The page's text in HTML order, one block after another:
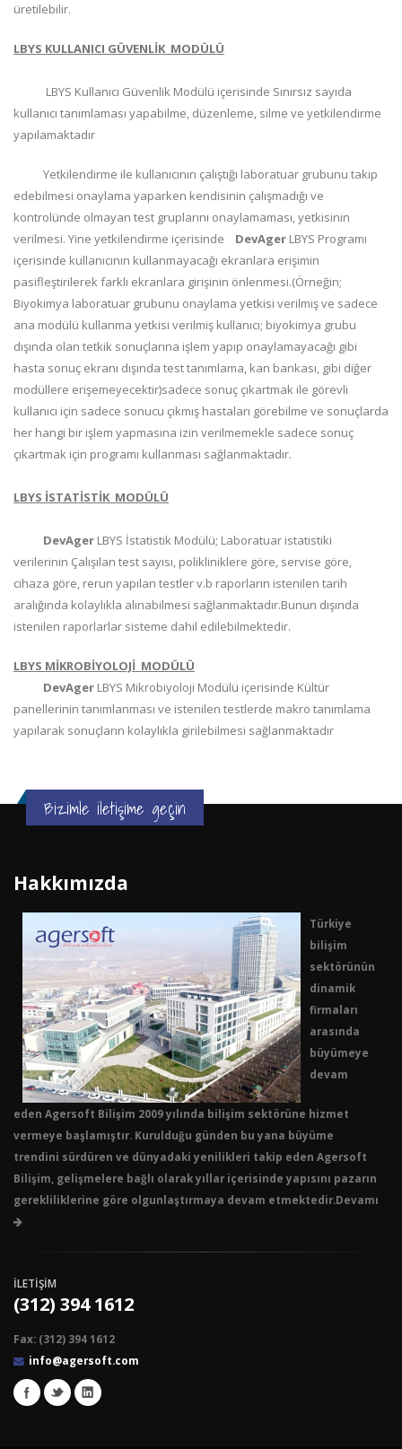
üretilebilir.
LBYS KULLANICI GÜVENLİK MODÜLÜ
LBYS Kullanıcı Güvenlik Modülü içerisinde Sınırsız sayıda
kullanıcı tanımlaması yapabilme, düzenleme, silme ve yetkilendirme
yapılamaktadır
Yetkilendirme ile kullanıcının çalıştığı laboratuar grubunu takip
edebilmesi onaylama yaparken kendisinin çalışmadığı ve
kontrolünde olmayan test gruplarını onaylamaması, yetkisinin
verilmesi. Yine yetkilendirme içerisinde DevAger LBYS Programı
içerisinde kullanıcının kullanmayacağı ekranlara erişimin
pasifleştirilerek farklı ekranlara girişinin önlenmesi.(Örneğin;
Biyokimya laboratuar grubunu onaylama yetkisi verilmiş ve sadece
ana modülü kullanma yetkisi verilmiş kullanıcı; biyokimya grubu
dışında olan tetkik sonuçlarına işlem yapıp onaylamayacağı gibi
hasta sonuç ekranı dışında test tanımlama, kan bankası, gibi diğer
modüllere erişemeyecektir)sadece sonuç çıkartmak ile görevli
kullanıcı için sadece sonucu çıkmış hastaları görebilme ve sonuçlarda
her hangi bir işlem yapmasına izin verilmemekle sadece sonuç
çıkartmak için programı kullanması sağlanmaktadır.
LBYS İSTATİSTİK MODÜLÜ
DevAger LBYS İstatistik Modülü; Laboratuar istatistiki
verilerinin Çalışılan test sayısı, polikliniklere göre, servise göre,
cihaza göre, rerun yapılan testler v.b raporların istenilen tarih
aralığında kolaylıkla alınabilmesi sağlanmaktadır.Bunun dışında
istenilen raporlarlar sisteme dahil edilebilmektedir.
LBYS MİKROBİYOLOJİ MODÜLÜ
DevAger LBYS Mikrobiyoloji Modülü içerisinde Kültür
panellerinin tanımlanması ve istenilen testlerde makro tanımlama
yapılarak sonuçların kolaylıkla girilebilmesi sağlanmaktadır
Bizimle iletişime geçin
Hakkımızda
Türkiye
bilişim
sektörünün
dinamik
firmaları
arasında
büyümeye
devam
eden Agersoft Bilişim 2009 yılında bilişim sektörüne hizmet
vermeye başlamıştır. Kurulduğu günden bu yana büyüme
trendini sürdüren ve dünyadaki yenilikleri takip eden Agersoft
Bilişim, gelişmelere bağlı olarak yıllar içerisinde yapısını pazarın
gerekliliklerine göre olgunlaştırmaya devam etmektedir.Devamı
İLETİŞİM
(312) 394 1612
Fax: (312) 394 1612
info@agersoft.com